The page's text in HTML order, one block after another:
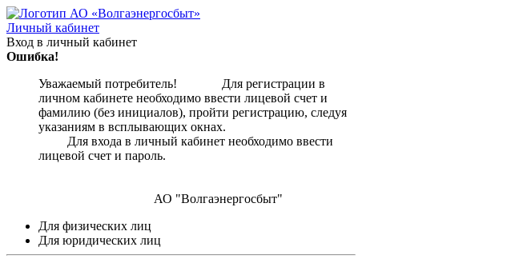
Личный кабинет
Вход в личный кабинет
Ошибка!
Уважаемый потребитель! Для регистрации в
личном кабинете необходимо ввести лицевой счет и
фамилию (без инициалов), пройти регистрацию, следуя
указаниям в всплывающих окнах.
Для входа в личный кабинет необходимо ввести
лицевой счет и пароль.
АО "Волгаэнергосбыт"
Для физических лиц
Для юридических лиц